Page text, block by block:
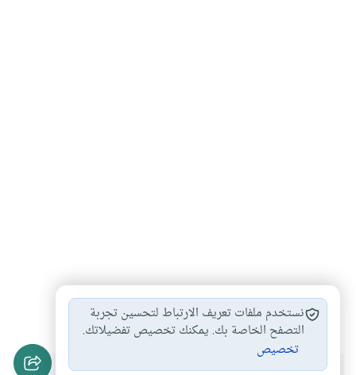
المماطلة تيموثي بيتشل #علم الأعصاب
نستخدم ملفات تعريف الارتباط لتحسين تجربة
التصفح الخاصة بك. يمكنك تخصيص تفضيلاتك.
تخصيص